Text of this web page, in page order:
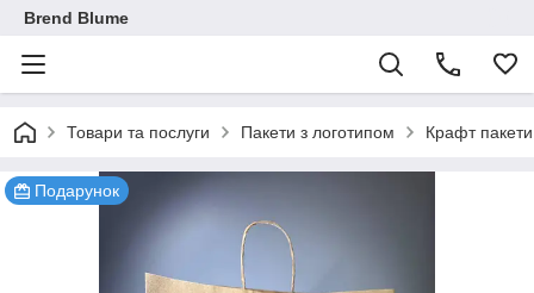
Brend Blume
Товари та послуги Пакети з логотипом Крафт пакети
Подарунок